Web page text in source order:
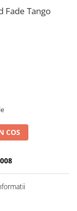
Fade Tango
COS